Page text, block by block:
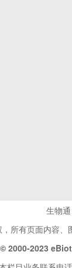
生物
所有页面内容
2000-2023